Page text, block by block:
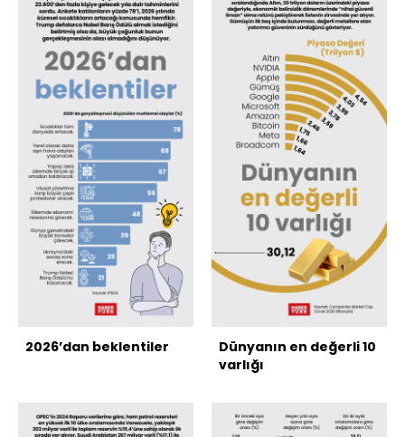
2026’dan beklentiler
Dünyanın en değerli 10
varlığı